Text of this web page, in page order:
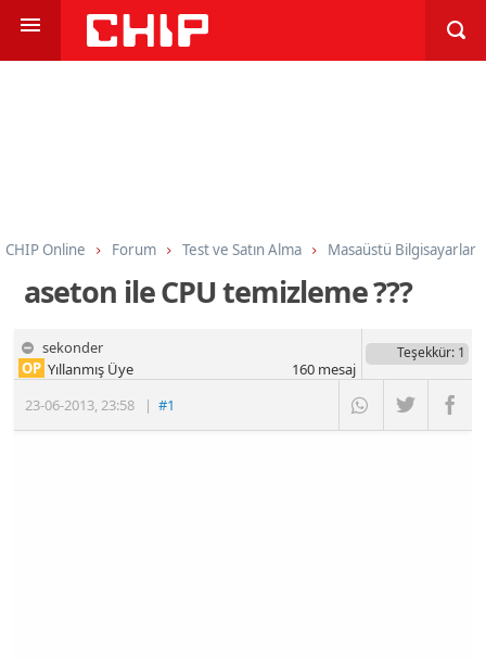
CHIP Online Forum Test ve Satın Alma Masaüstü Bilgisayarlar
aseton ile CPU temizleme ???
sekonder
23-06-2013,23:58 |#1
OP Yıllanmış Üye
Teşekkür: 1
160mesaj